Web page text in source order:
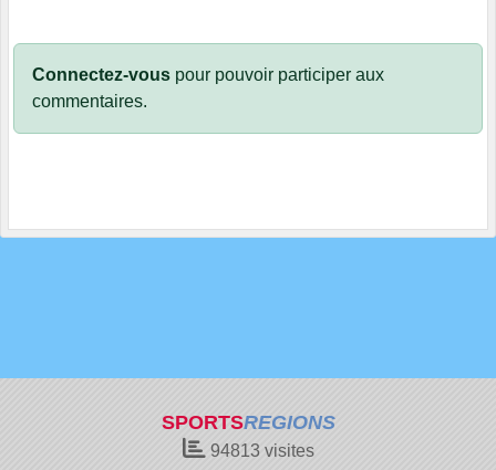
Connectez-vous pour pouvoir participer aux
commentaires.
SPORTSREGIONS
94813visites